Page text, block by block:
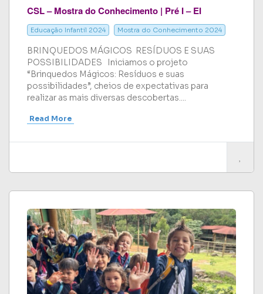
CSL – Mostra do Conhecimento | Pré I – EI
Educação Infantil 2024 Mostra do Conhecimento 2024
BRINQUEDOS MÁGICOS RESÍDUOS E SUAS
POSSIBILIDADES Iniciamos o projeto
“Brinquedos Mágicos: Resíduos e suas
possibilidades”, cheios de expectativas para
realizar as mais diversas descobertas....
Read More